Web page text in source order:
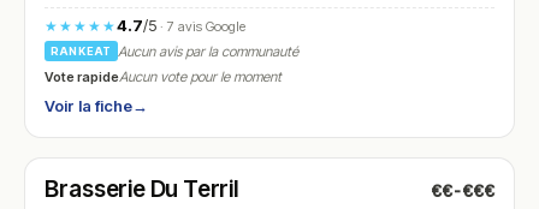
★★★★★4.7/5· 7 avis Google
RANKEAT
Aucun avis par la communauté
Vote rapideAucun vote pour le moment
Voir la fiche→
N° 16
Brasserie Du Terril €€-€€€